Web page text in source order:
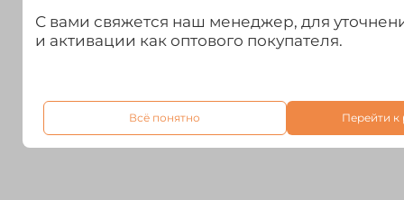
С вами свяжется наш менеджер, для
и активации как оптового покупателя.
Всё понятно Перейти к